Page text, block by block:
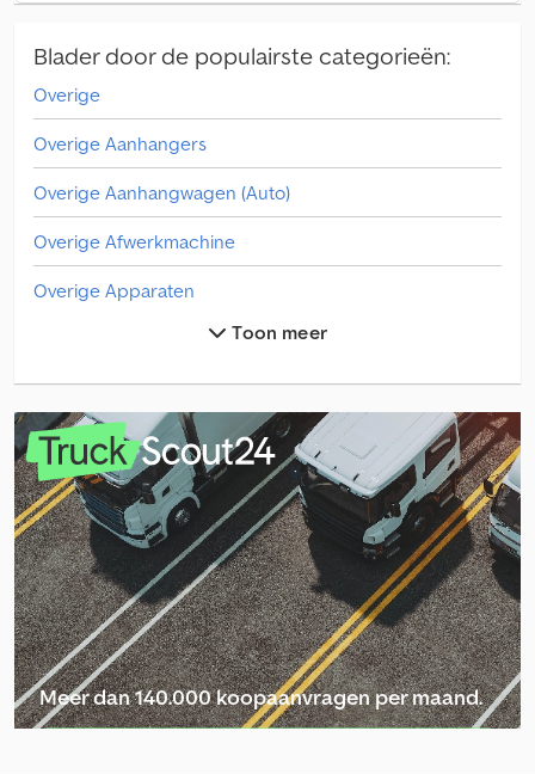
Blader door de populairste categorieën:
Overige
Overige Aanhangers
Overige Aanhangwagen (Auto)
Overige Afwerkmachine
Overige Apparaten
Overige Bestelwagens
Overige Bietenrooier
Overige Cabine
Overige Chassis
Overige Dekzeil
Overige Eggen Overige
Overige Gemeente Voertuigen
Overige Hout Transport
Overige Houwelen
Toon meer
Meer dan 140.000 koopaanvragen per maand.